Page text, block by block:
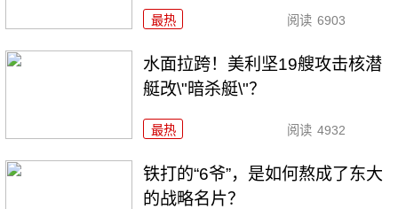
最热 阅读 6903
水面拉跨！美利坚19艘攻击核潜
艇改\"暗杀艇\"？
最热 阅读 4932
铁打的“6爷”，是如何熬成了东大
的战略名片？